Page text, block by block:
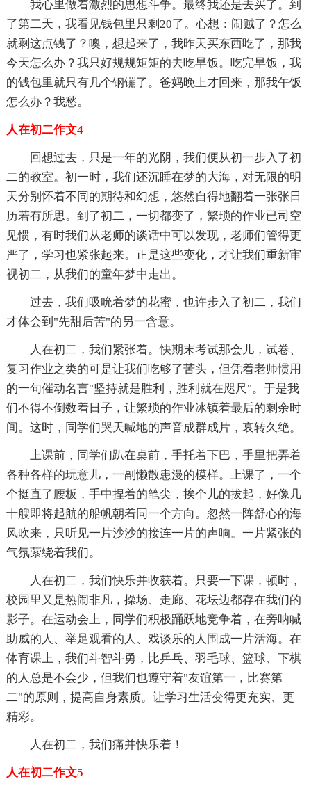
我心里做着激烈的思想斗争。最终我还是去买了。到
了第二天，我看见钱包里只剩20了。心想：闹贼了？怎么
就剩这点钱了？噢，想起来了，我昨天买东西吃了，那我
今天怎么办？我只好规规矩矩的去吃早饭。吃完早饭，我
的钱包里就只有几个钢镚了。爸妈晚上才回来，那我午饭
怎么办？我愁。
人在初二作文4
回想过去，只是一年的光阴，我们便从初一步入了初
二的教室。初一时，我们还沉睡在梦的大海，对无限的明
天分别怀着不同的期待和幻想，悠然自得地翻着一张张日
历若有所思。到了初二，一切都变了，繁琐的作业已司空
见惯，有时我们从老师的谈话中可以发现，老师们管得更
严了，学习也紧张起来。正是这些变化，才让我们重新审
视初二，从我们的童年梦中走出。
过去，我们吸吮着梦的花蜜，也许步入了初二，我们
才体会到"先甜后苦"的另一含意。
人在初二，我们紧张着。快期末考试那会儿，试卷、
复习作业之类的可是让我们吃够了苦头，但凭着老师惯用
的一句催动名言"坚持就是胜利，胜利就在咫尺"。于是我
们不得不倒数着日子，让繁琐的作业冰镇着最后的剩余时
间。这时，同学们哭天喊地的声音成群成片，哀转久绝。
上课前，同学们趴在桌前，手托着下巴，手里把弄着
各种各样的玩意儿，一副懒散患漫的模样。上课了，一个
个挺直了腰板，手中捏着的笔尖，挨个儿的拔起，好像几
十艘即将起航的船帆朝着同一个方向。忽然一阵舒心的海
风吹来，只听见一片沙沙的接连一片的声响。一片紧张的
气氛萦绕着我们。
人在初二，我们快乐并收获着。只要一下课，顿时，
校园里又是热闹非凡，操场、走廊、花坛边都存在我们的
影子。在运动会上，同学们积极踊跃地竞争着，在旁呐喊
助威的人、举足观看的人、戏谈乐的人围成一片活海。在
体育课上，我们斗智斗勇，比乒乓、羽毛球、篮球、下棋
的人总是不会少，但我们也遵守着"友谊第一，比赛第
二"的原则，提高自身素质。让学习生活变得更充实、更
精彩。
人在初二，我们痛并快乐着！
人在初二作文5